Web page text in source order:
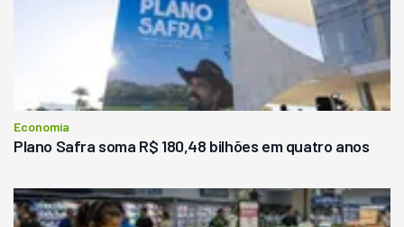
Economia
Plano Safra soma R$ 180,48 bilhões em quatro anos